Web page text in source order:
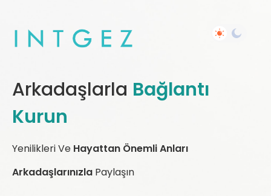
Arkadaşlarla Bağlantı
Kurun
Yenilikleri Ve Hayattan Önemli Anları
Arkadaşlarınızla Paylaşın